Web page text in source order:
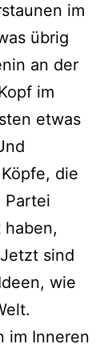
im
übrig
an der
im
etwas
die
Partei
haben,
sind
wie
im Inneren